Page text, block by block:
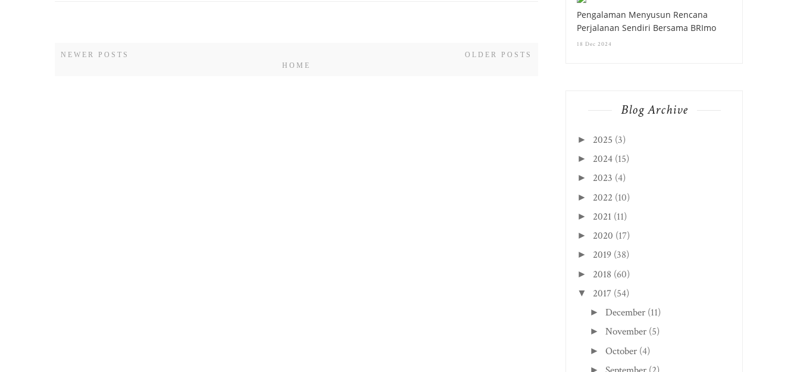
NEWER POSTS
OLDER POSTS
HOME
Pengalaman Menyusun Rencana
Perjalanan Sendiri Bersama BRImo
18 Dec 2024
Blog Archive
► 2025 (3)
► 2024 (15)
► 2023 (4)
► 2022 (10)
► 2021 (11)
► 2020 (17)
► 2019 (38)
► 2018 (60)
▼ 2017 (54)
► December (11)
► November (5)
► October (4)